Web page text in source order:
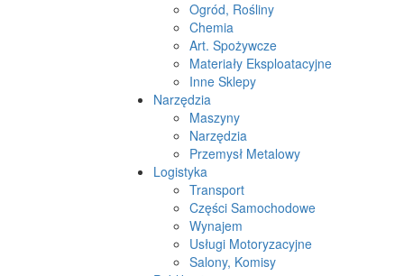
Ogród, Rośliny
Chemia
Art. Spożywcze
Materiały Eksploatacyjne
Inne Sklepy
Narzędzia
Maszyny
Narzędzia
Przemysł Metalowy
Logistyka
Transport
Części Samochodowe
Wynajem
Usługi Motoryzacyjne
Salony, Komisy